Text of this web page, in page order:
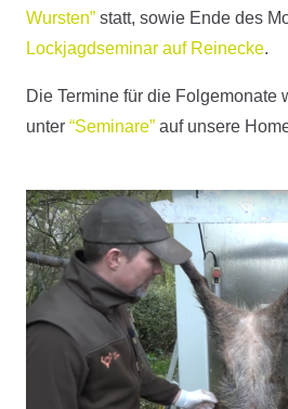
Wursten” statt, sowie Ende des
Lockjagdseminar auf Reinecke.
Die Termine für die Folgemonate
unter “Seminare” auf unsere